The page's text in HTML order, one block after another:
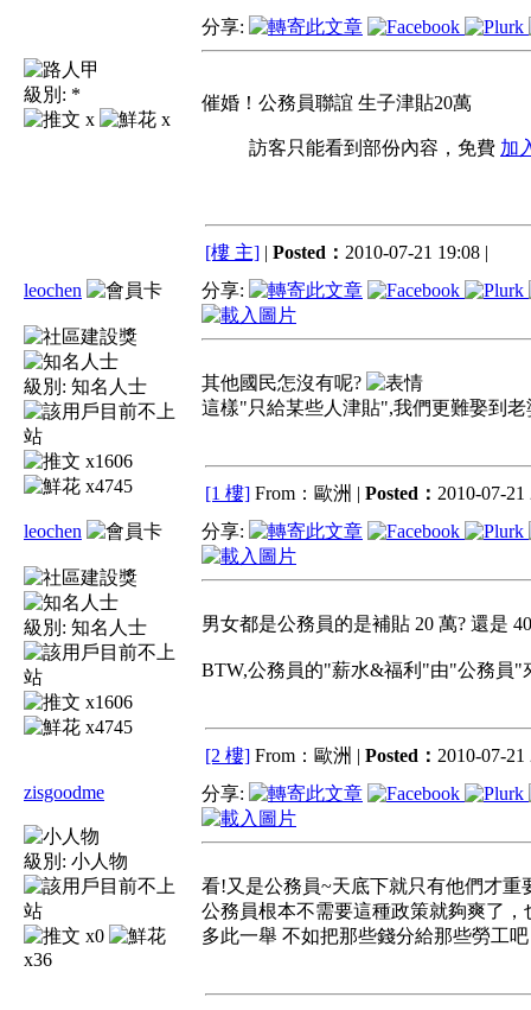
級別: *
x
x
分享:
催婚！公務員聯誼 生子津貼20萬
訪客只能看到部份內容，免費 加
[樓 主] | Posted： 2010-07-21 19:08 |
leochen
級別: 知名人士
x1606
x4745
分享:
其他國民怎沒有呢?
這樣"只給某些人津貼",我們更難娶到
[1 樓] From：歐洲 | Posted： 2010-07-21
leochen
級別: 知名人士
x1606
x4745
分享:
男女都是公務員的是補貼 20 萬? 還是
BTW,公務員的"薪水&福利"由"公務員"
[2 樓] From：歐洲 | Posted： 2010-07-21
zisgoodme
級別: 小人物
x0
x36
分享:
看!又是公務員~天底下就只有他們才重
公務員根本不需要這種政策就夠爽了，
多此一舉 不如把那些錢分給那些勞工吧